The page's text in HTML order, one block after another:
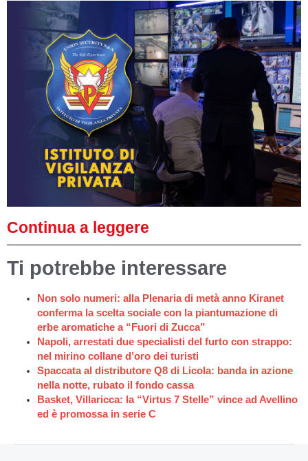
Continua a leggere
Ti potrebbe interessare
Non solo numeri: alla Plenaria di metà anno Kiranet
conferma la scelta sociale con la piantumazione di
erbe aromatiche a “Fuori di Zucca”
Napoli, arrestati due specialisti del furto con strappo:
nel mirino collane d’oro dei turisti
Spaccata al distributore Q8 di Licola: banda in azione
nella notte, rubato il fondo cassa
Basket, Villaricca: la “Virtus 7 Stelle” vince ad Avellino
ed è promossa in serie C